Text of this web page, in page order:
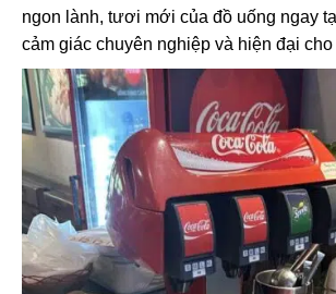
ngon lành, tươi mới của đồ uống ngay
cảm giác chuyên nghiệp và hiện đại